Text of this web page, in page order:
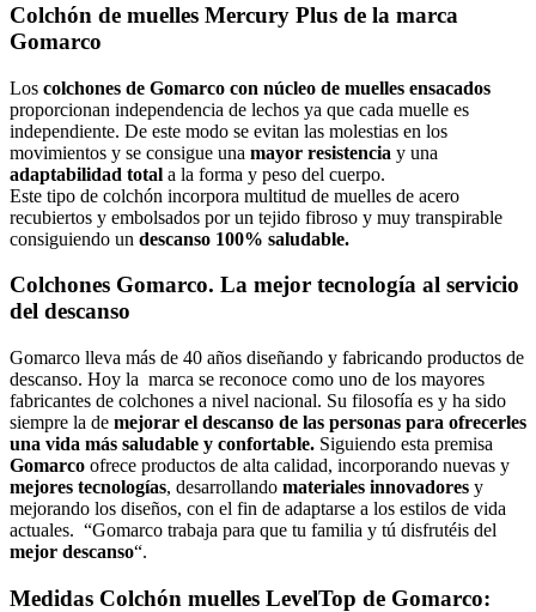
Colchón de muelles Mercury Plus de la marca
Gomarco
Los colchones de Gomarco con núcleo de muelles ensacados
proporcionan independencia de lechos ya que cada muelle es
independiente. De este modo se evitan las molestias en los
movimientos y se consigue una mayor resistencia y una
adaptabilidad total a la forma y peso del cuerpo.
Este tipo de colchón incorpora multitud de muelles de acero
recubiertos y embolsados por un tejido fibroso y muy transpirable
consiguiendo un descanso 100% saludable.
Colchones Gomarco. La mejor tecnología al servicio
del descanso
Gomarco lleva más de 40 años diseñando y fabricando productos de
descanso. Hoy la marca se reconoce como uno de los mayores
fabricantes de colchones a nivel nacional. Su filosofía es y ha sido
siempre la de mejorar el descanso de las personas para ofrecerles
una vida más saludable y confortable. Siguiendo esta premisa
Gomarco ofrece productos de alta calidad, incorporando nuevas y
mejores tecnologías, desarrollando materiales innovadores y
mejorando los diseños, con el fin de adaptarse a los estilos de vida
actuales. “Gomarco trabaja para que tu familia y tú disfrutéis del
mejor descanso“.
Medidas Colchón muelles LevelTop de Gomarco: